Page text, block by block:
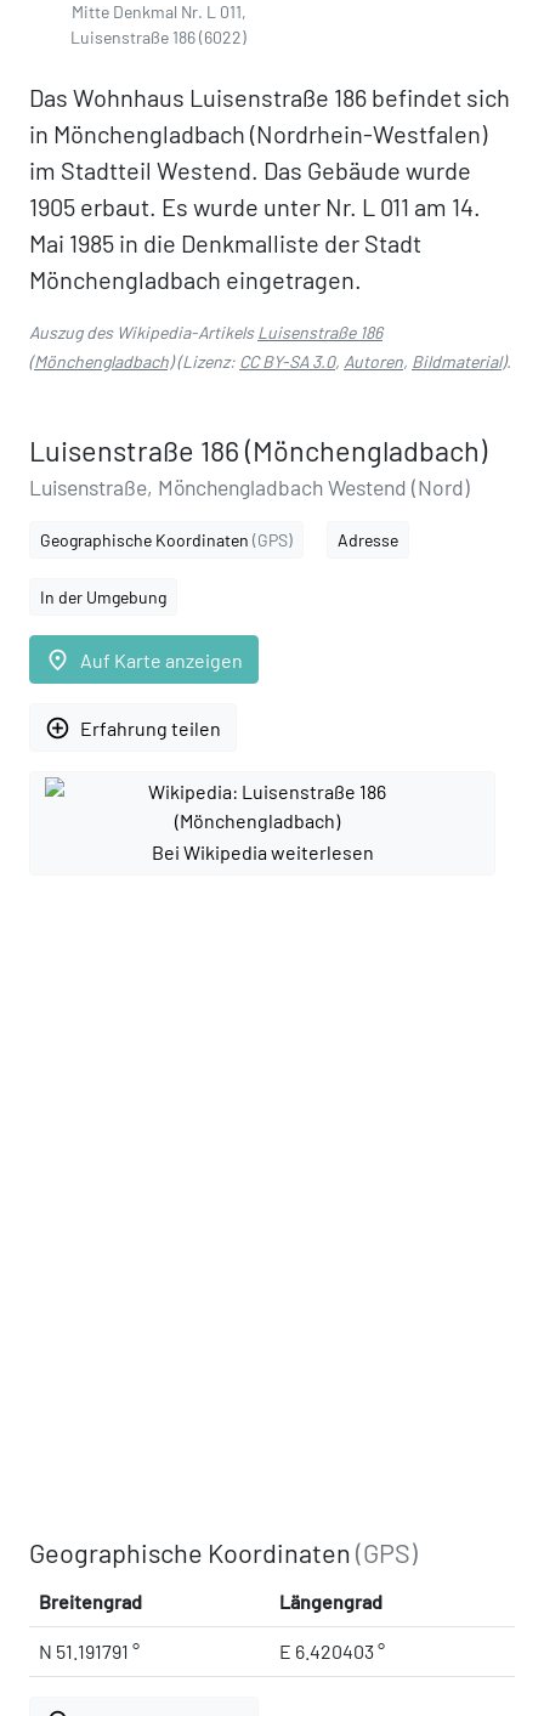
Mitte Denkmal Nr. L 011,
Luisenstraße 186 (6022)
Das Wohnhaus Luisenstraße 186 befindet sich
in Mönchengladbach (Nordrhein-Westfalen)
im Stadtteil Westend. Das Gebäude wurde
1905 erbaut. Es wurde unter Nr. L 011 am 14.
Mai 1985 in die Denkmalliste der Stadt
Mönchengladbach eingetragen.
Auszug des Wikipedia-ArtikelsLuisenstraße 186
(Mönchengladbach)(Lizenz: CC BY-SA 3.0, Autoren, Bildmaterial).
Luisenstraße 186 (Mönchengladbach)
Luisenstraße, Mönchengladbach Westend (Nord)
Geographische Koordinaten (GPS) Adresse
In der Umgebung
place Auf Karte anzeigen
add_circle_outline Erfahrung teilen
Bei Wikipedia weiterlesen
Geographische Koordinaten(GPS)
Breitengrad Längengrad
N 51.191791 ° E 6.420403 °